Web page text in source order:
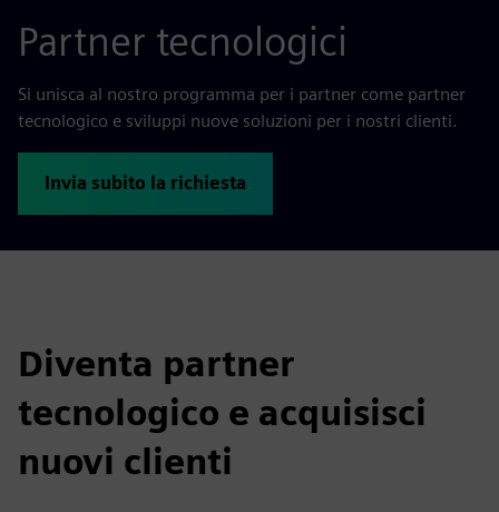
Partner tecnologici
Si unisca al nostro programma per i partner come partner
tecnologico e sviluppi nuove soluzioni per i nostri clienti.
Invia subito la richiesta
Diventa partner
tecnologico e acquisisci
nuovi clienti